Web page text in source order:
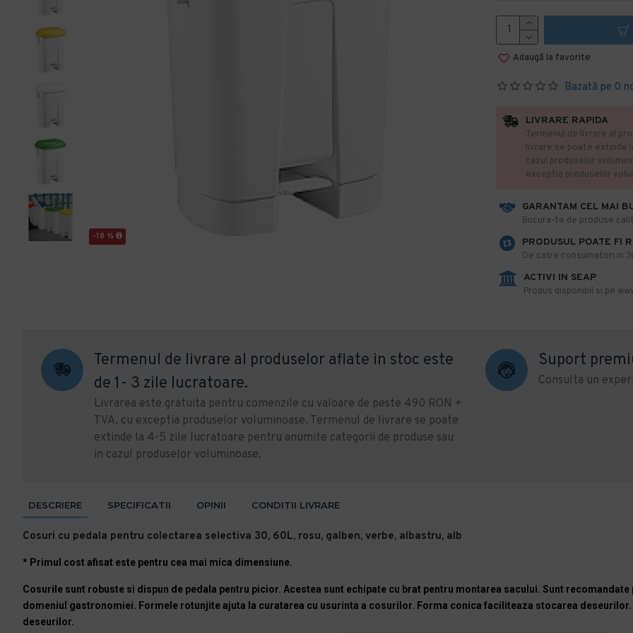
-18 %
Bazată pe 0
Adaugă la favorite
GARANTAM CEL MAI
​Bucura-te de produse
PRODUSUL POATE FI
De catre consumatori in
ACTIVI IN SEAP
Produs disponibil si pe
LIVRARE RAPIDA
Termenul de livrare al
livrare se poate extinde
cazul produselor
exceptia produselor
Termenul de livrare al produselor aflate in stoc este
de 1- 3 zile lucratoare.
Livrarea este gratuita pentru comenzile cu valoare de peste 490 RON +
TVA, cu exceptia produselor voluminoase. Termenul de livrare se poate
extinde la 4-5 zile lucratoare pentru anumite categorii de produse sau
in cazul produselor voluminoase.
Suport
Consulta un
DESCRIERE SPECIFICATII OPINII CONDITII LIVRARE
Cosuri cu pedala pentru colectarea selectiva 30, 60L, rosu, galben, verbe, albastru, alb
* Primul cost afisat este pentru cea mai mica dimensiune.
Cosurile sunt robuste si dispun de pedala pentru picior. Acestea sunt echipate cu brat pentru montarea sacului. Sunt
domeniul gastronomiei. Formele rotunjite ajuta la curatarea cu usurinta a cosurilor. Forma conica faciliteaza stocarea
deseurilor.